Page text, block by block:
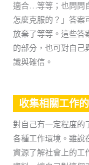
適合…等等；也問問
怎麼克服的？」答案
放棄了等等。這些答
的部分，也可對自己
識與確信。
收集相關工作
對自己有一定程度的
各種工作環境。雖說
資源了解社會上的工